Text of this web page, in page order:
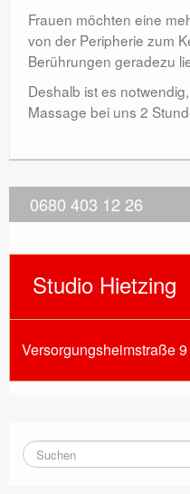
Frauen möchten eine
von der Peripherie zum
Berührungen geradezu
Deshalb ist es
Massage bei uns 2
0680 403 12 26
Studio Hietzing
Versorgungsheimstraße 9